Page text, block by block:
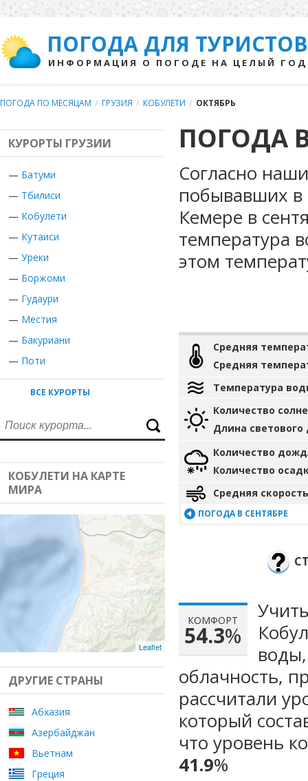
ПОГОДА ДЛЯ ТУРИСТОВ
ИНФОРМАЦИЯ О ПОГОДЕ НА ЦЕЛЫЙ ГОД
ПОГОДА ПО МЕСЯЦАМ / ГРУЗИЯ / КОБУЛЕТИ / ОКТЯБРЬ
КУРОРТЫ ГРУЗИИ
— Батуми
— Тбилиси
— Кобулети
— Кутаиси
— Уреки
— Боржоми
— Гудаури
— Местия
— Бакуриани
— Поти
ВСЕ КУРОРТЫ
КОБУЛЕТИ НА КАРТЕ
МИРА
Leaflet
ДРУГИЕ СТРАНЫ
Абхазия
Азербайджан
Вьетнам
Греция
ПОГОДА
Согласно
побывавших в
Кемере в
температура
этом
Средняя
Средняя
Температура
Количество
Длина светового
Количество
Количество
Средняя
ПОГОДА В СЕНТЯБРЕ
КОМФОРТ
54.3%
облачность,
рассчитали
который
что уровень
41.9%